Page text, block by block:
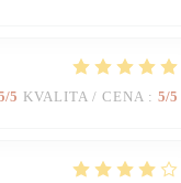
/5 KVALITA / CENA : 5/5